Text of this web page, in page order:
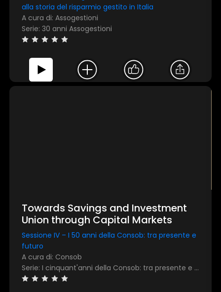
annunci, per fornire funzionalità dei social media e per
analizzare il nostro traffico. Condividiamo inoltre
informazioni sul modo in cui utilizza il nostro sito con i
pubblicità e social media, i quali potrebbero combinarle
con altre informazioni che ha fornito loro o che hanno
raccolto dal suo utilizzo dei loro servizi.
alla storia del risparmio gestito in Italia
A cura di: Assogestioni
Serie: 30 anni Assogestioni
Towards Savings and Investment
Union through Capital Markets
Sessione IV – I 50 anni della Consob: tra presente e
futuro
A cura di: Consob
Serie: I cinquant'anni della Consob: tra presente e futuro